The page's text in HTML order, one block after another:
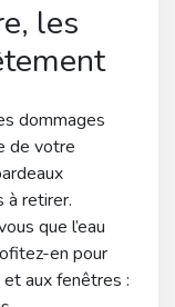
les
dommages
de votre
à retirer.
que l’eau
en pour
aux fenêtres :